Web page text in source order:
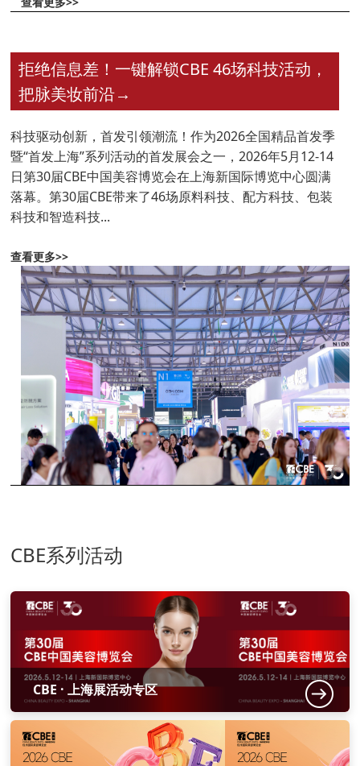
拒绝信息差！一键解锁CBE 46场科技活动，
把脉美妆前沿→
科技驱动创新，首发引领潮流！作为2026全国精品首发季
暨“首发上海”系列活动的首发展会之一，2026年5月12-14
日第30届CBE中国美容博览会在上海新国际博览中心圆满
落幕。第30届CBE带来了46场原料科技、配方科技、包装
科技和智造科技...
查看更多>>
CBE系列活动
CBE · 上海展活动专区